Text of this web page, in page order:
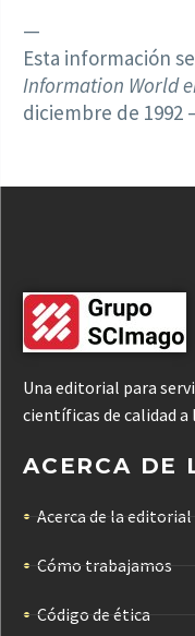
—
Esta información
Information World
diciembre de 1992
Una editorial para
científicas de calidad a
ACERCA DE
Acerca de la editorial
Cómo trabajamos
Código de ética